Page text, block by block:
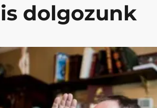
dolgozunk